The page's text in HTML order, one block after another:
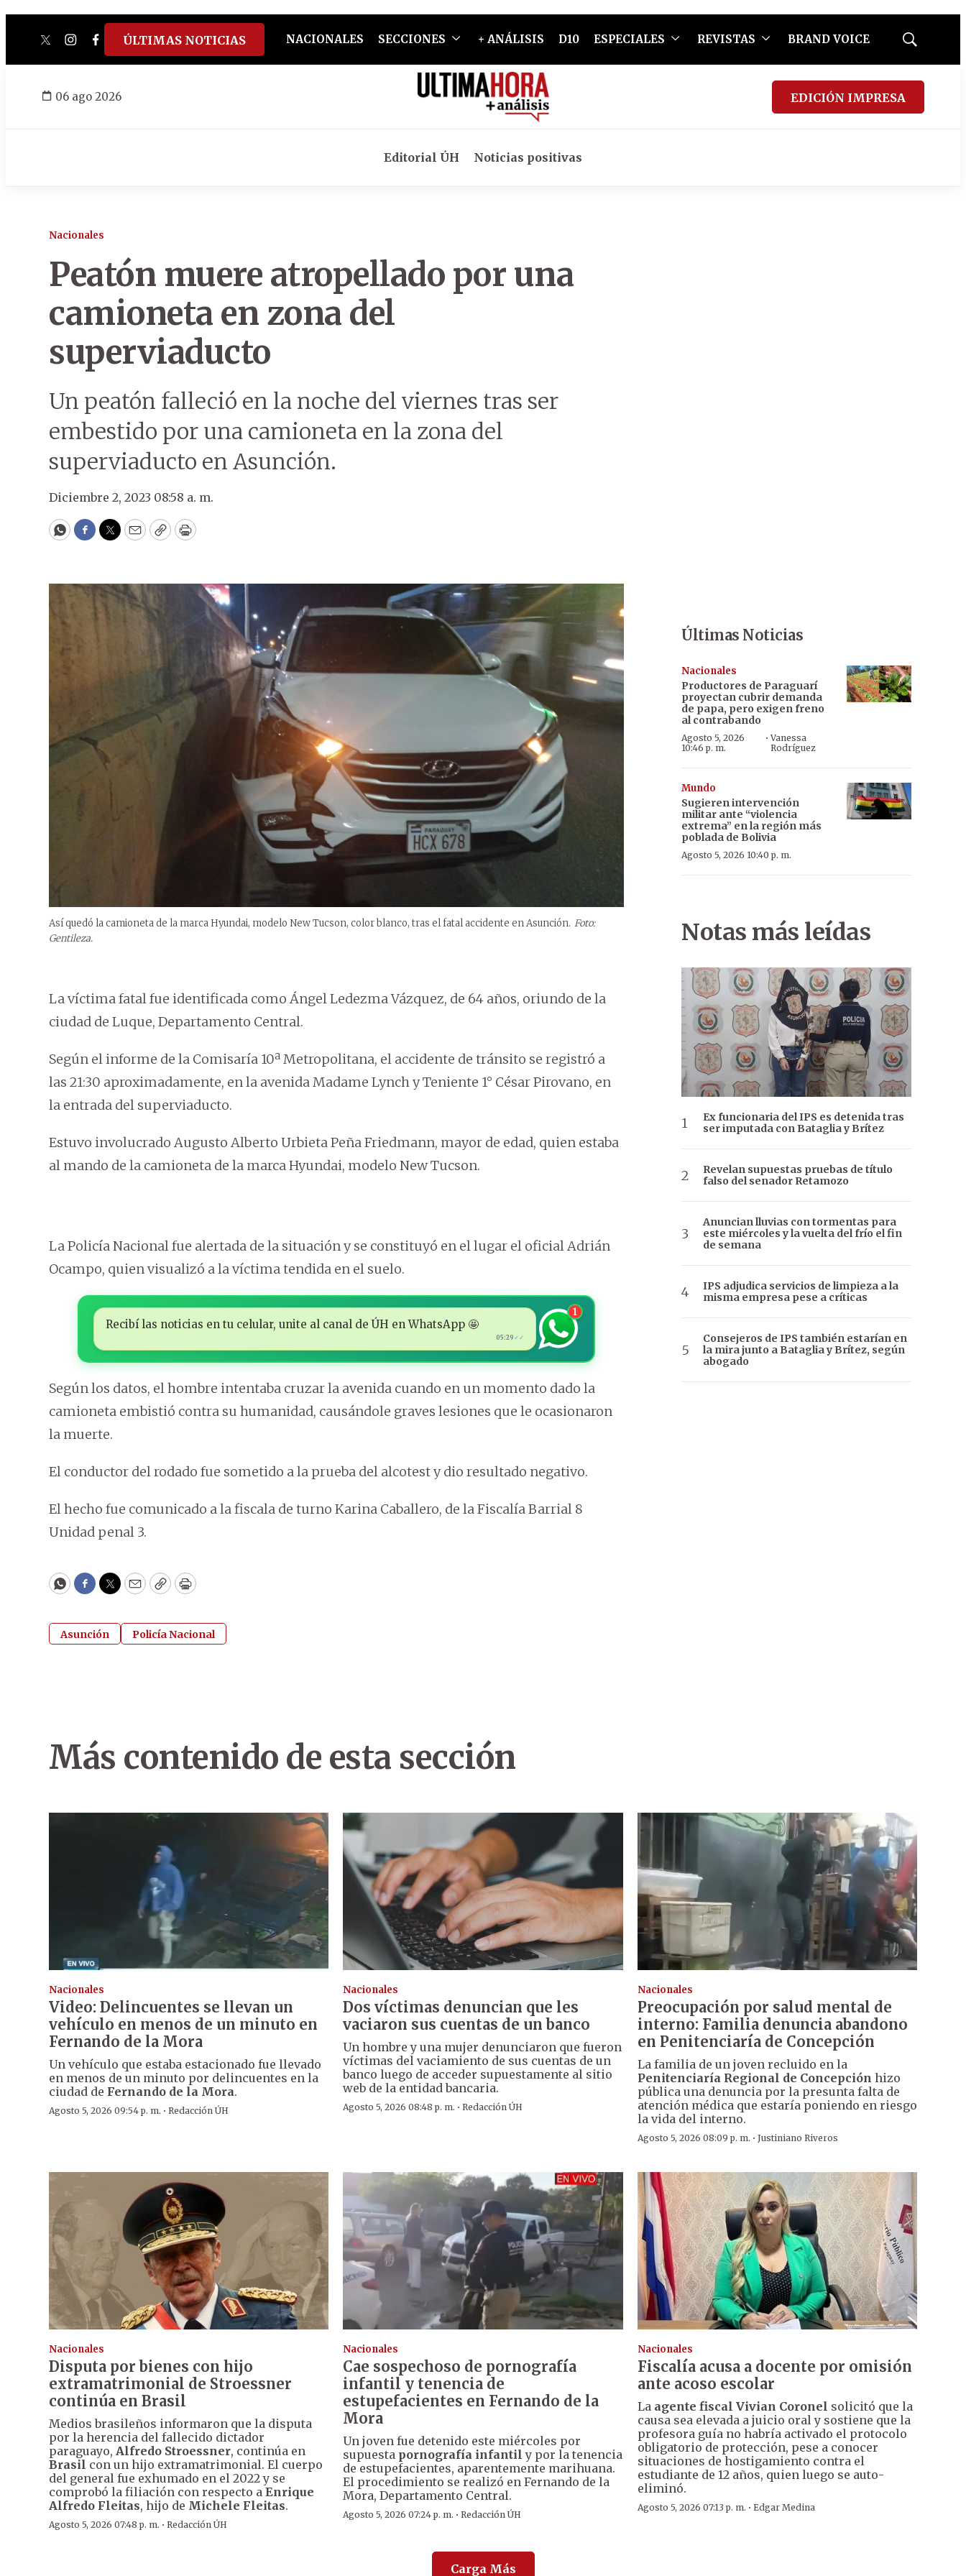
twitterinstagram
facebook
tiktokyoutube
spotify
ÚLTIMAS NOTICIAS NACIONALES SECCIONES + ANÁLISIS D10 ESPECIALES REVISTAS BRAND VOICE
Mostrar
06 ago 2026 EDICIÓN IMPRESA
Editorial ÚH Noticias positivas
Nacionales
Peatón muere atropellado por una
camioneta en zona del
superviaducto
Un peatón falleció en la noche del viernes tras ser
embestido por una camioneta en la zona del
superviaducto en Asunción.
Diciembre 2, 2023 08:58 a. m.
WhatsApp
Facebook
Twitter
EmailCopyPrint
Así quedó la camioneta de la marca Hyundai, modelo New Tucson, color blanco, tras el fatal accidente en Asunción. Foto:
Gentileza.
La víctima fatal fue identificada como Ángel Ledezma Vázquez, de 64 años, oriundo de la
ciudad de Luque, Departamento Central.
Según el informe de la Comisaría 10ª Metropolitana, el accidente de tránsito se registró a
las 21:30 aproximadamente, en la avenida Madame Lynch y Teniente 1° César Pirovano, en
la entrada del superviaducto.
Estuvo involucrado Augusto Alberto Urbieta Peña Friedmann, mayor de edad, quien estaba
al mando de la camioneta de la marca Hyundai, modelo New Tucson.
La Policía Nacional fue alertada de la situación y se constituyó en el lugar el oficial Adrián
Ocampo, quien visualizó a la víctima tendida en el suelo.
Recibí las noticias en tu celular, unite al canal de ÚH en WhatsApp 🤩
05:29 ✓✓
1
Según los datos, el hombre intentaba cruzar la avenida cuando en un momento dado la
camioneta embistió contra su humanidad, causándole graves lesiones que le ocasionaron
la muerte.
El conductor del rodado fue sometido a la prueba del alcotest y dio resultado negativo.
El hecho fue comunicado a la fiscala de turno Karina Caballero, de la Fiscalía Barrial 8
Unidad penal 3.
WhatsApp
Facebook
Twitter
EmailCopyPrint
Asunción Policía Nacional
Últimas Noticias
Nacionales
Productores de Paraguarí
proyectan cubrir demanda
de papa, pero exigen freno
al contrabando
Agosto 5, 2026
10:46 p. m.
·Vanessa
Rodríguez
Mundo
Sugieren intervención
militar ante “violencia
extrema” en la región más
poblada de Bolivia
Agosto 5, 2026 10:40 p. m.
Notas más leídas
Ex funcionaria del IPS es detenida tras
ser imputada con Bataglia y Brítez
Revelan supuestas pruebas de título
falso del senador Retamozo
Anuncian lluvias con tormentas para
este miércoles y la vuelta del frío el fin
de semana
IPS adjudica servicios de limpieza a la
misma empresa pese a críticas
Consejeros de IPS también estarían en
la mira junto a Bataglia y Brítez, según
abogado
Más contenido de esta sección
Nacionales
Video: Delincuentes se llevan un
vehículo en menos de un minuto en
Fernando de la Mora
Un vehículo que estaba estacionado fue llevado
en menos de un minuto por delincuentes en la
ciudad de Fernando de la Mora.
Agosto 5, 2026 09:54 p. m. · Redacción ÚH
Nacionales
Dos víctimas denuncian que les
vaciaron sus cuentas de un banco
Un hombre y una mujer denunciaron que fueron
víctimas del vaciamiento de sus cuentas de un
banco luego de acceder supuestamente al sitio
web de la entidad bancaria.
Agosto 5, 2026 08:48 p. m. ·Redacción ÚH
Nacionales
Preocupación por salud mental de
interno: Familia denuncia abandono
en Penitenciaría de Concepción
La familia de un joven recluido en la
Penitenciaría Regional de Concepción hizo
pública una denuncia por la presunta falta de
atención médica que estaría poniendo en riesgo
la vida del interno.
Agosto 5, 2026 08:09 p. m. · Justiniano Riveros
Nacionales
Disputa por bienes con hijo
extramatrimonial de Stroessner
continúa en Brasil
Medios brasileños informaron que la disputa
por la herencia del fallecido dictador
paraguayo, Alfredo Stroessner, continúa en
Brasil con un hijo extramatrimonial. El cuerpo
del general fue exhumado en el 2022 y se
comprobó la filiación con respecto a Enrique
Alfredo Fleitas, hijo de Michele Fleitas.
Agosto 5, 2026 07:48 p. m. · Redacción ÚH
Nacionales
Cae sospechoso de pornografía
infantil y tenencia de
estupefacientes en Fernando de la
Mora
Un joven fue detenido este miércoles por
supuesta pornografía infantil y por la tenencia
de estupefacientes, aparentemente marihuana.
El procedimiento se realizó en Fernando de la
Mora, Departamento Central.
Agosto 5, 2026 07:24 p. m. ·Redacción ÚH
Nacionales
Fiscalía acusa a docente por omisión
ante acoso escolar
La agente fiscal Vivian Coronel solicitó que la
causa sea elevada a juicio oral y sostiene que la
profesora guía no habría activado el protocolo
obligatorio de protección, pese a conocer
situaciones de hostigamiento contra el
estudiante de 12 años, quien luego se auto-
eliminó.
Agosto 5, 2026 07:13 p. m. · Edgar Medina
Carga Más